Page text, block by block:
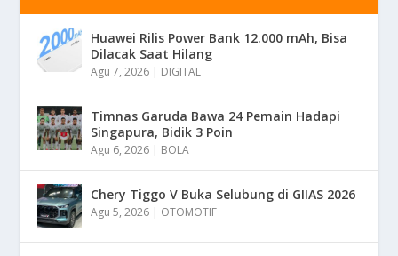
Huawei Rilis Power Bank 12.000 mAh, Bisa
Dilacak Saat Hilang
Agu 7, 2026 | DIGITAL
Timnas Garuda Bawa 24 Pemain Hadapi
Singapura, Bidik 3 Poin
Agu 6, 2026 | BOLA
Chery Tiggo V Buka Selubung di GIIAS 2026
Agu 5, 2026 | OTOMOTIF